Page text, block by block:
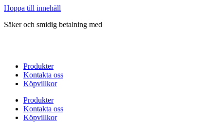
Hoppa till innehåll
Säker och smidig betalning med
Produkter
Kontakta oss
Köpvillkor
Produkter
Kontakta oss
Köpvillkor